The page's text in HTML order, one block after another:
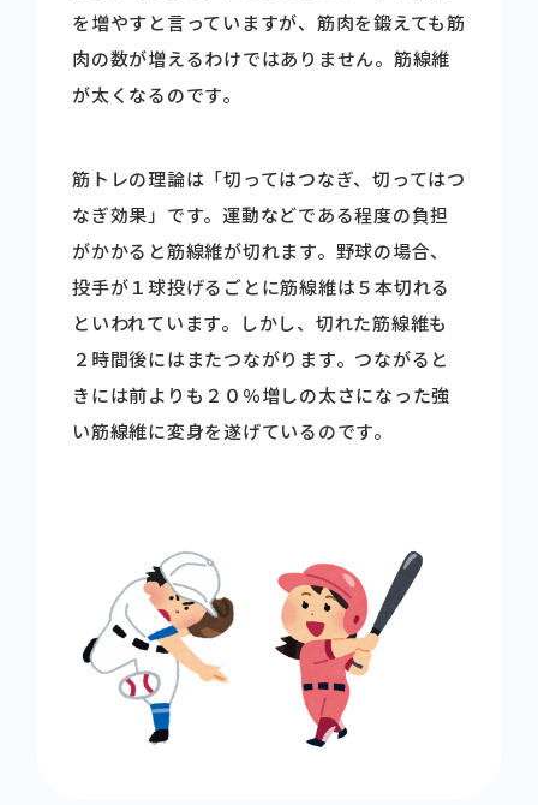
を増やすと言っていますが、筋肉を鍛えても筋
肉の数が増えるわけではありません。筋線維
が太くなるのです。
筋トレの理論は「切ってはつなぎ、切ってはつ
なぎ効果」です。運動などである程度の負担
がかかると筋線維が切れます。野球の場合、
投手が１球投げるごとに筋線維は５本切れる
といわれています。しかし、切れた筋線維も
２時間後にはまたつながります。つながると
きには前よりも２０％増しの太さになった強
い筋線維に変身を遂げているのです。